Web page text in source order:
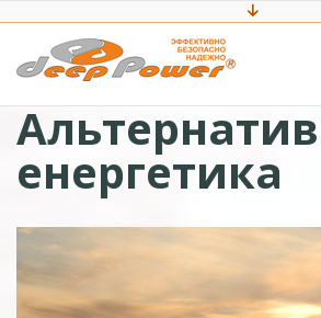
енергетика